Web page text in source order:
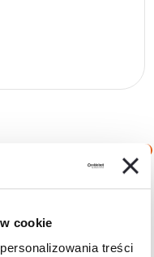
cookie
treści